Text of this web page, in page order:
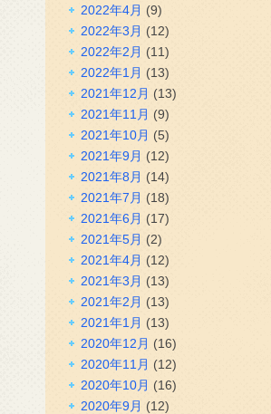
2022年4月 (9)
2022年3月 (12)
2022年2月 (11)
2022年1月 (13)
2021年12月 (13)
2021年11月 (9)
2021年10月 (5)
2021年9月 (12)
2021年8月 (14)
2021年7月 (18)
2021年6月 (17)
2021年5月 (2)
2021年4月 (12)
2021年3月 (13)
2021年2月 (13)
2021年1月 (13)
2020年12月 (16)
2020年11月 (12)
2020年10月 (16)
2020年9月 (12)